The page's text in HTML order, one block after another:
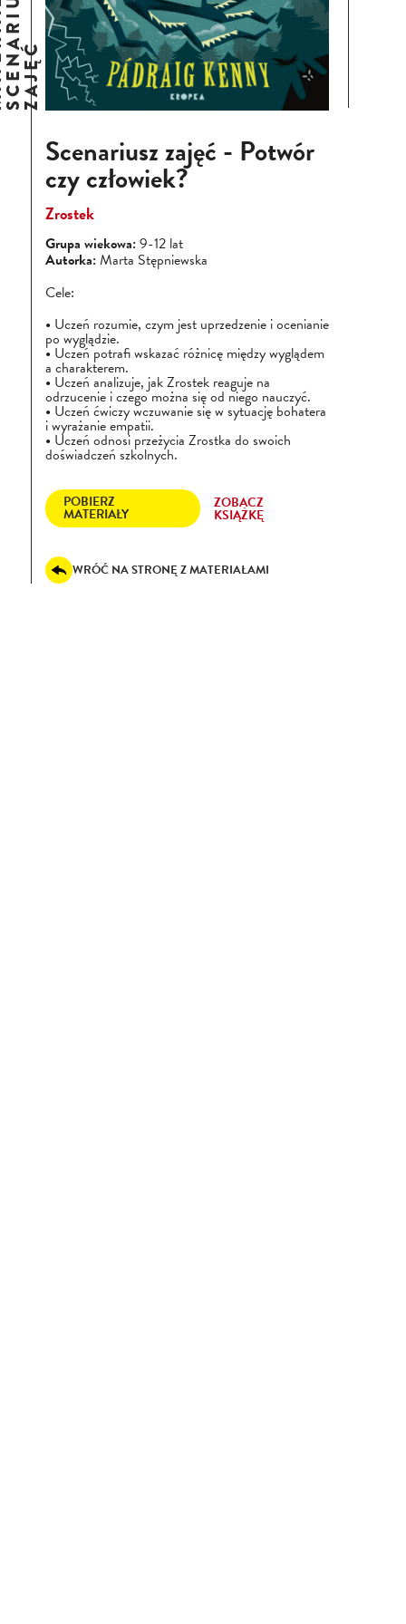
Ć
Scenariusz zajęć - Potwór
czy człowiek?
Zrostek
Grupa wiekowa:9-12 lat
Autorka:Marta Stępniewska
Cele:
Uczeń rozumie, czym jest uprzedzenie i ocenianie
po wyglądzie.
Uczeń potrafi wskazać różnicę między wyglądem
a charakterem.
Uczeń analizuje, jak Zrostek reaguje na
odrzucenie i czego można się od niego nauczyć.
Uczeń ćwiczy wczuwanie się w sytuację bohatera
i wyrażanie empatii.
Uczeń odnosi przeżycia Zrostka do swoich
doświadczeń szkolnych.
POBIERZ
MATERIAŁY
ZOBACZ
KSIĄŻKĘ
WRÓĆ NA STRONĘ Z MATERIAŁAMI